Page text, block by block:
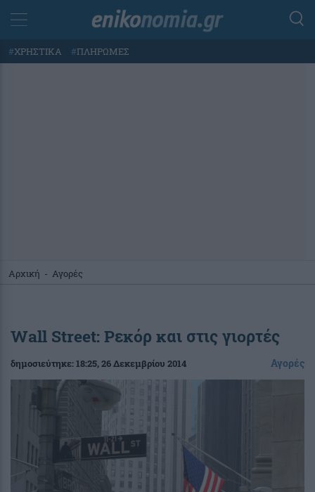
#ΧΡΗΣΤΙΚΑ #ΠΛΗΡΩΜΕΣ
Αρχική - Αγορές
Wall Street: Ρεκόρ και στις γιορτές
δημοσιεύτηκε:18:25, 26 Δεκεμβρίου 2014 Αγορές